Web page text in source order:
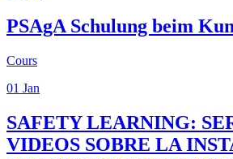
PSAgA Schulung beim
Cours
01 Jan
SAFETY LEARNING:
VIDEOS SOBRE LA